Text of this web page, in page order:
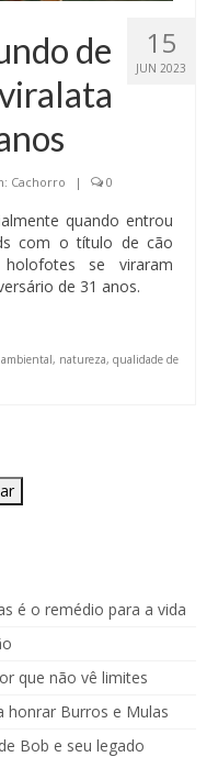
15
JUN 2023
de
Cachorro | 0
quando entrou
com o título de cão
se viraram
de 31 anos.
, natureza, qualidade de
é o remédio para a vida
que não vê limites
honrar Burros e Mulas
Bob e seu legado